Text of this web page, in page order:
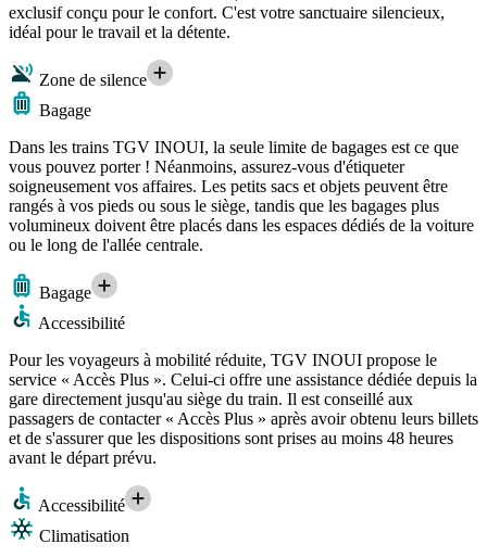
exclusif conçu pour le confort. C'est votre sanctuaire silencieux,
idéal pour le travail et la détente.
Zone de silence
Bagage
Dans les trains TGV INOUI, la seule limite de bagages est ce que
vous pouvez porter ! Néanmoins, assurez-vous d'étiqueter
soigneusement vos affaires. Les petits sacs et objets peuvent être
rangés à vos pieds ou sous le siège, tandis que les bagages plus
volumineux doivent être placés dans les espaces dédiés de la voiture
ou le long de l'allée centrale.
Bagage
Accessibilité
Pour les voyageurs à mobilité réduite, TGV INOUI propose le
service « Accès Plus ». Celui-ci offre une assistance dédiée depuis la
gare directement jusqu'au siège du train. Il est conseillé aux
passagers de contacter « Accès Plus » après avoir obtenu leurs billets
et de s'assurer que les dispositions sont prises au moins 48 heures
avant le départ prévu.
Accessibilité
Climatisation